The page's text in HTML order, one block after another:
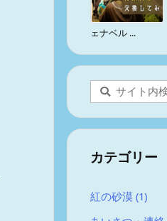
ェナベル ...
カテゴリー
紅の砂漠 (1)